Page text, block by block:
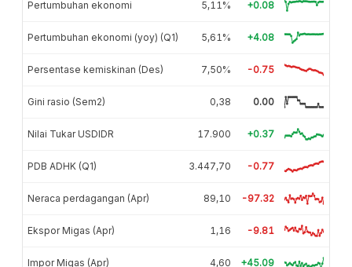
Pertumbuhan ekonomi 5,11% +0.08
Pertumbuhan ekonomi (yoy) (Q1) 5,61% +4.08
Persentase kemiskinan (Des) 7,50% -0.75
Gini rasio (Sem2) 0,38 0.00
Nilai Tukar USDIDR 17.900 +0.37
PDB ADHK (Q1) 3.447,70 -0.77
Neraca perdagangan (Apr) 89,10 -97.32
Ekspor Migas (Apr) 1,16 -9.81
Impor Migas (Apr) 4,60 +45.09